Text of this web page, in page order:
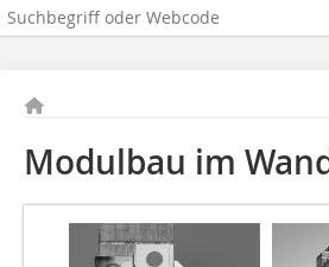
Modulbau im